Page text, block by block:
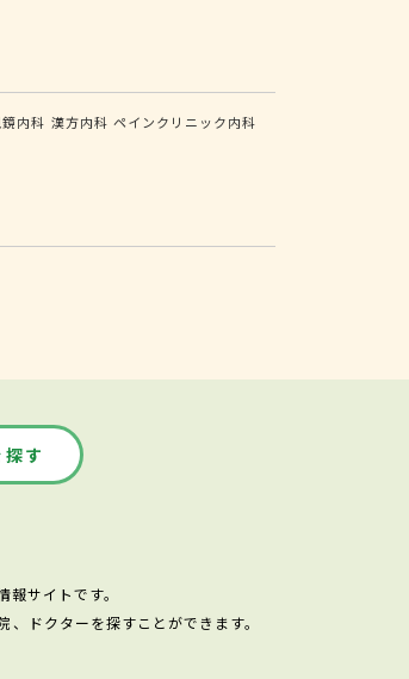
内科 漢方内科 ペインクリニック内科
す
サイトです。
ドクターを探すことができます。